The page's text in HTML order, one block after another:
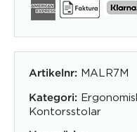
Artikelnr: MALR7M
Kategori:
Kontorsstolar